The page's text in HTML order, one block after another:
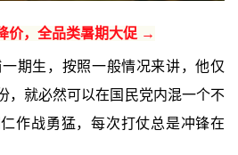
价，全品类暑期大促 →
期生，按照一般情况来讲，他仅
，就必然可以在国民党内混一个不
作战勇猛，每次打仗总是冲锋在